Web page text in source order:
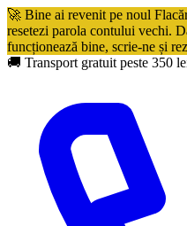
🚀 Bine ai revenit pe noul
resetezi parola contului vechi.
funcționează bine, scrie-ne și
🚚 Transport gratuit peste 350